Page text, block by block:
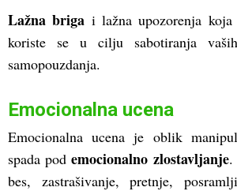
Lažna briga i lažna upozorenja
koriste se u cilju sabotiranja
samopouzdanja.
Emocionalna ucena
Emocionalna ucena je oblik
spada podemocionalno zlostavljanje.
bes, zastrašivanje, pretnje,